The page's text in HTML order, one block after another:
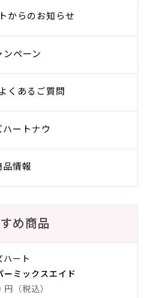
からのお知らせ
ンペーン
くあるご質問
ハートナウ
品情報
め商品
ハート
ーミックスエイド
（税込）